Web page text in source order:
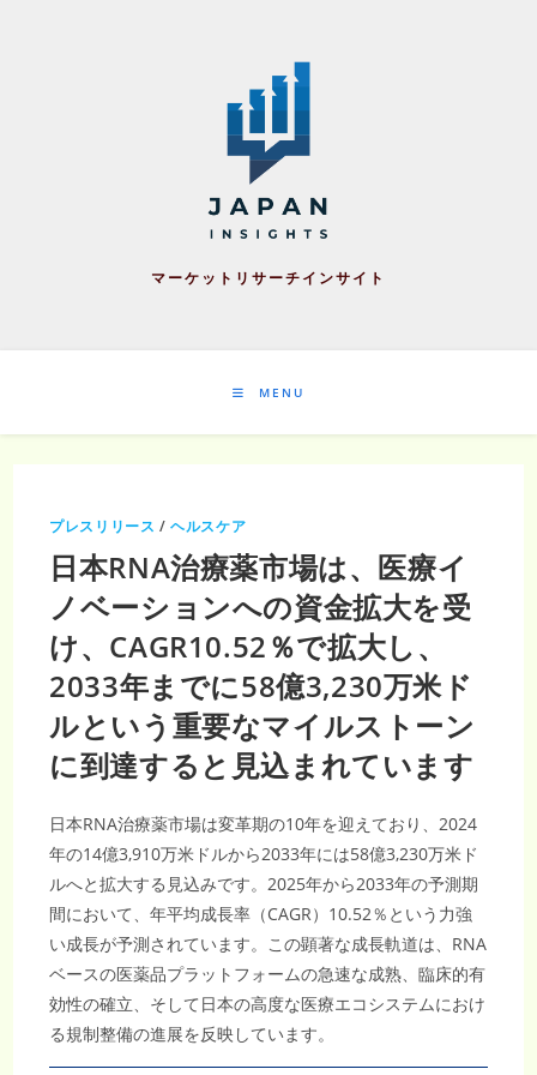
マーケットリサーチインサイト
MENU
プレスリリース /ヘルスケア
日本RNA治療薬市場は、医療イ
ノベーションへの資金拡大を受
け、CAGR10.52％で拡大し、
2033年までに58億3,230万米ド
ルという重要なマイルストーン
に到達すると見込まれています
日本RNA治療薬市場は変革期の10年を迎えており、2024
年の14億3,910万米ドルから2033年には58億3,230万米ド
ルへと拡大する見込みです。2025年から2033年の予測期
間において、年平均成長率（CAGR）10.52％という力強
い成長が予測されています。この顕著な成長軌道は、RNA
ベースの医薬品プラットフォームの急速な成熟、臨床的有
効性の確立、そして日本の高度な医療エコシステムにおけ
る規制整備の進展を反映しています。